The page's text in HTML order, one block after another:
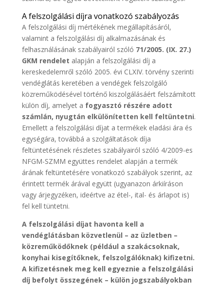
A felszolgálási díjra vonatkozó szabályozás
A felszolgálási díj mértékének megállapításáról,
valamint a felszolgálási díj alkalmazásának és
felhasználásának szabályairól szóló 71/2005. (IX. 27.)
GKM rendelet alapján a felszolgálási díj a
kereskedelemről szóló 2005. évi CLXIV. törvény szerinti
vendéglátás keretében a vendégek felszolgáló
közreműködésével történő kiszolgálásáért felszámított
külön díj, amelyet a fogyasztó részére adott
számlán, nyugtán elkülönítetten kell feltüntetni.
Emellett a felszolgálási díjat a termékek eladási ára és
egységára, továbbá a szolgáltatások díja
feltüntetésének részletes szabályairól szóló 4/2009-es
NFGM-SZMM együttes rendelet alapján a termék
árának feltüntetésére vonatkozó szabályok szerint, az
érintett termék árával együtt (ugyanazon árkiíráson
vagy árjegyzéken, ideértve az étel-, ital- és árlapot is)
fel kell tüntetni.
A felszolgálási díjat havonta kell a
vendéglátásban közvetlenül – az üzletben –
közreműködőknek (például a szakácsoknak,
konyhai kisegítőknek, felszolgálóknak) kifizetni.
A kifizetésnek meg kell egyeznie a felszolgálási
díj befolyt összegének – külön jogszabályokban